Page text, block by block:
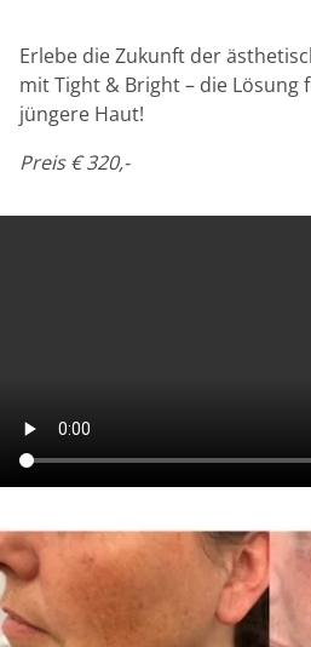
Erlebe die Zukunft der
mit Tight & Bright – die Lösung
jüngere Haut!
Preis € 320,-